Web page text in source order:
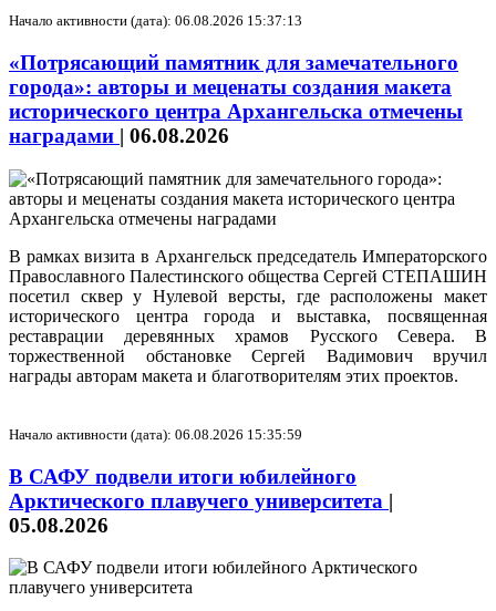
Начало активности (дата): 06.08.2026 15:37:13
«Потрясающий памятник для замечательного
города»: авторы и меценаты создания макета
исторического центра Архангельска отмечены
наградами | 06.08.2026
В рамках визита в Архангельск председатель Императорского
Православного Палестинского общества Сергей СТЕПАШИН
посетил сквер у Нулевой версты, где расположены макет
исторического центра города и выставка, посвященная
реставрации деревянных храмов Русского Севера. В
торжественной обстановке Сергей Вадимович вручил
награды авторам макета и благотворителям этих проектов.
Начало активности (дата): 06.08.2026 15:35:59
В САФУ подвели итоги юбилейного
Арктического плавучего университета |
05.08.2026